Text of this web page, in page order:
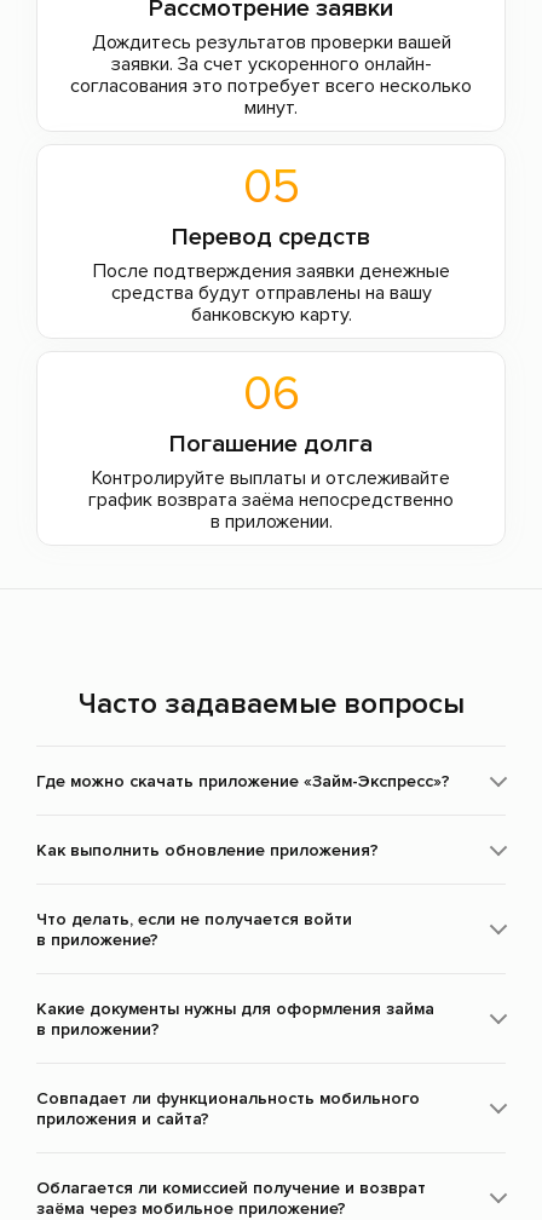
Рассмотрение заявки
Дождитесь результатов проверки вашей
заявки. За счет ускоренного онлайн-
согласования это потребует всего несколько
минут.
05
Перевод средств
После подтверждения заявки денежные
средства будут отправлены на вашу
банковскую карту.
06
Погашение долга
Контролируйте выплаты и отслеживайте
график возврата заёма непосредственно
в приложении.
Часто задаваемые вопросы
Где можно скачать приложение «Займ-Экспресс»?
Как выполнить обновление приложения?
Что делать, если не получается войти
в приложение?
Какие документы нужны для оформления займа
в приложении?
Совпадает ли функциональность мобильного
приложения и сайта?
Облагается ли комиссией получение и возврат
заёма через мобильное приложение?